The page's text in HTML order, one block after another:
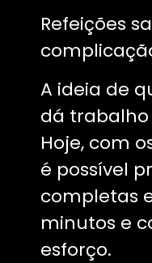
Refeições
A ideia de
dá trabalho
Hoje, com
é possível
completas
minutos e
esforço.